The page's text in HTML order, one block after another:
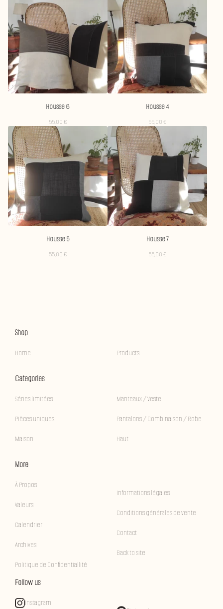
Housse 6
55,00€
Housse 4
55,00€
Housse 5
55,00€
Housse 7
55,00€
Shop
Home Products
Categories
Séries limitées
Pièces uniques
Maison
Manteaux / Veste
Pantalons / Combinaison / Robe
Haut
More
À Propos
Valeurs
Calendrier
Archives
Politique de Confidentiallité
Informations légales
Conditions générales de vente
Contact
Back to site
Follow us
Instagram